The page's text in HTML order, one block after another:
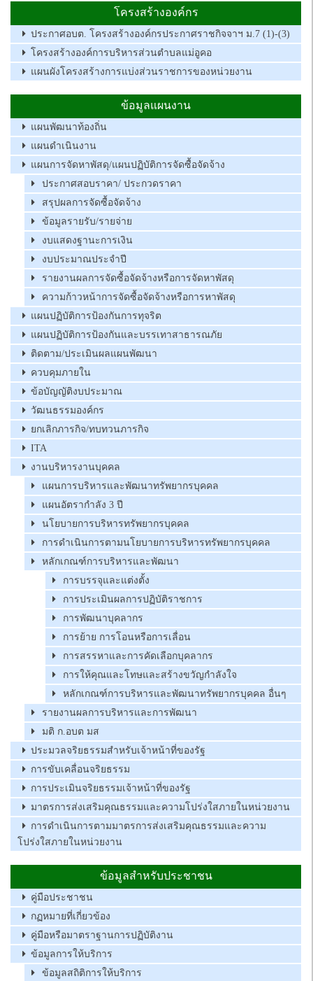
โครงสร้างองค์กร
ประกาศอบต. โครงสร้างองค์กรประกาศราชกิจจาฯ ม.7 (1)-(3)
โครงสร้างองค์การบริหารส่วนตำบลแม่อูคอ
แผนผังโครงสร้างการแบ่งส่วนราชการของหน่วยงาน
ข้อมูลแผนงาน
แผนพัฒนาท้องถิ่น
แผนดำเนินงาน
แผนการจัดหาพัสดุ/แผนปฏิบัติการจัดซื้อจัดจ้าง
ประกาศสอบราคา/ ประกวดราคา
สรุปผลการจัดซื้อจัดจ้าง
ข้อมูลรายรับ/รายจ่าย
งบแสดงฐานะการเงิน
งบประมาณประจำปี
รายงานผลการจัดซื้อจัดจ้างหรือการจัดหาพัสดุ
ความก้าวหน้าการจัดซื้อจัดจ้างหรือการหาพัสดุ
แผนปฏิบัติการป้องกันการทุจริต
แผนปฏิบัติการป้องกันและบรรเทาสาธารณภัย
ติดตาม/ประเมินผลแผนพัฒนา
ควบคุมภายใน
ข้อบัญญัติงบประมาณ
วัฒนธรรมองค์กร
ยกเลิกภารกิจ/ทบทวนภารกิจ
ITA
งานบริหารงานบุคคล
แผนการบริหารและพัฒนาทรัพยากรบุคคล
แผนอัตรากำลัง 3 ปี
นโยบายการบริหารทรัพยากรบุคคล
การดำเนินการตามนโยบายการบริหารทรัพยากรบุคคล
หลักเกณฑ์การบริหารและพัฒนา
การบรรจุและแต่งตั้ง
การประเมินผลการปฏิบัติราชการ
การพัฒนาบุคลากร
การย้าย การโอนหรือการเลื่อน
การสรรหาและการคัดเลือกบุคลากร
การให้คุณและโทษและสร้างขวัญกำลังใจ
หลักเกณฑ์การบริหารและพัฒนาทรัพยากรบุคคล อื่นๆ
รายงานผลการบริหารและการพัฒนา
มติ ก.อบต มส
ประมวลจริยธรรมสำหรับเจ้าหน้าที่ของรัฐ
การขับเคลื่อนจริยธรรม
การประเมินจริยธรรมเจ้าหน้าที่ของรัฐ
มาตรการส่งเสริมคุณธรรมและความโปร่งใสภายในหน่วยงาน
การดำเนินการตามมาตรการส่งเสริมคุณธรรมและความ
โปร่งใสภายในหน่วยงาน
ข้อมูลสำหรับประชาชน
คู่มือประชาชน
กฏหมายที่เกี่ยวข้อง
คู่มือหรือมาตราฐานการปฏิบัติงาน
ข้อมูลการให้บริการ
ข้อมูลสถิติการให้บริการ